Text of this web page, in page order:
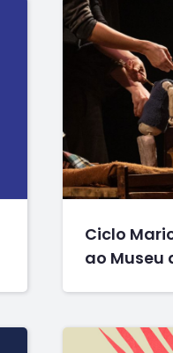
Ciclo
ao Museu